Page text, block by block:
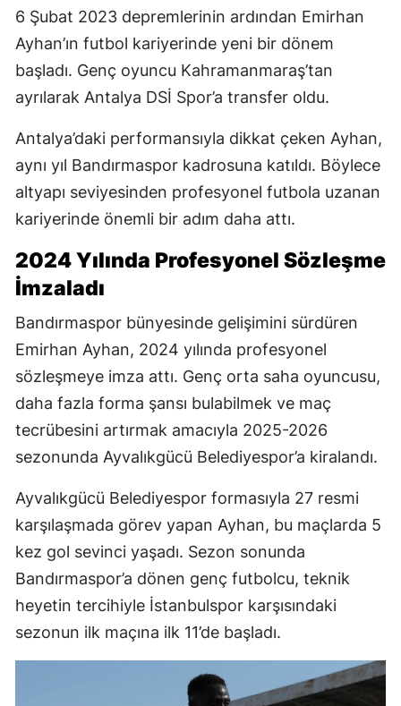
6 Şubat 2023 depremlerinin ardından Emirhan
Ayhan’ın futbol kariyerinde yeni bir dönem
başladı. Genç oyuncu Kahramanmaraş’tan
ayrılarak Antalya DSİ Spor’a transfer oldu.
Antalya’daki performansıyla dikkat çeken Ayhan,
aynı yıl Bandırmaspor kadrosuna katıldı. Böylece
altyapı seviyesinden profesyonel futbola uzanan
kariyerinde önemli bir adım daha attı.
2024 Yılında Profesyonel Sözleşme
İmzaladı
Bandırmaspor bünyesinde gelişimini sürdüren
Emirhan Ayhan, 2024 yılında profesyonel
sözleşmeye imza attı. Genç orta saha oyuncusu,
daha fazla forma şansı bulabilmek ve maç
tecrübesini artırmak amacıyla 2025-2026
sezonunda Ayvalıkgücü Belediyespor’a kiralandı.
Ayvalıkgücü Belediyespor formasıyla 27 resmi
karşılaşmada görev yapan Ayhan, bu maçlarda 5
kez gol sevinci yaşadı. Sezon sonunda
Bandırmaspor’a dönen genç futbolcu, teknik
heyetin tercihiyle İstanbulspor karşısındaki
sezonun ilk maçına ilk 11’de başladı.